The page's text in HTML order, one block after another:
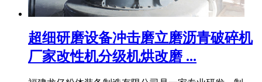
超细研磨设备冲击磨立磨沥青破碎机
厂家改性机分级机烘改磨 ...